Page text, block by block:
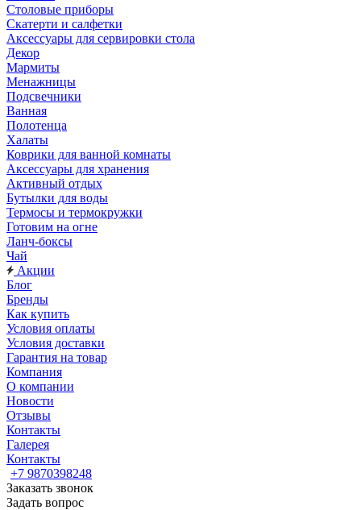
Столовые приборы
Скатерти и салфетки
Аксессуары для сервировки стола
Декор
Мармиты
Менажницы
Подсвечники
Ванная
Полотенца
Халаты
Коврики для ванной комнаты
Аксессуары для хранения
Активный отдых
Бутылки для воды
Термосы и термокружки
Готовим на огне
Ланч-боксы
Чай
Акции
Блог
Бренды
Как купить
Условия оплаты
Условия доставки
Гарантия на товар
Компания
О компании
Новости
Отзывы
Контакты
Галерея
Контакты
+7 9870398248
Заказать звонок
Задать вопрос